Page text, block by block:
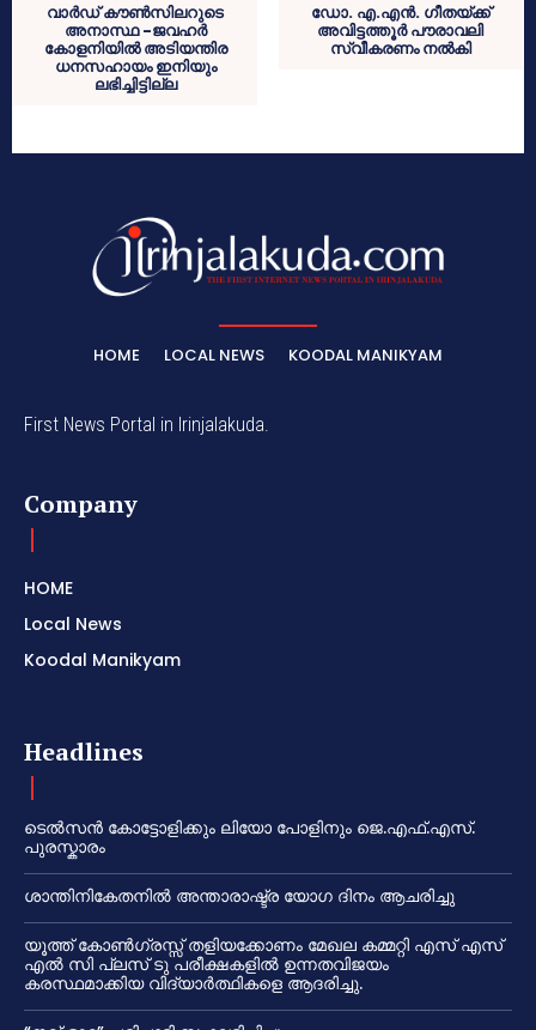
വാര്‍ഡ് കൗണ്‍സിലറുടെ
അനാസ്ഥ -ജവഹര്‍
കോളനിയില്‍ അടിയന്തിര
ധനസഹായം ഇനിയും
ലഭിച്ചിട്ടില്ല
ഡോ. എ.എന്‍. ഗീതയ്ക്ക്
അവിട്ടത്തൂര്‍ പൗരാവലി
സ്വീകരണം നല്‍കി
HOME LOCAL NEWS KOODAL MANIKYAM
First News Portal in Irinjalakuda.
Company
HOME
Local News
Koodal Manikyam
Headlines
ടെൽസൻ കോട്ടോളിക്കും ലിയോ പോളിനും ജെ.എഫ്.എസ്.
പുരസ്കാരം
ശാന്തിനികേതനിൽ അന്താരാഷ്ട്ര യോഗ ദിനം ആചരിച്ചു
യൂത്ത് കോൺഗ്രസ്സ് തളിയക്കോണം മേഖല കമ്മറ്റി എസ് എസ്
എൽ സി പ്ലസ് ടു പരീക്ഷകളിൽ ഉന്നതവിജയം
കരസ്ഥമാക്കിയ വിദ്യാർത്ഥികളെ ആദരിച്ചു.